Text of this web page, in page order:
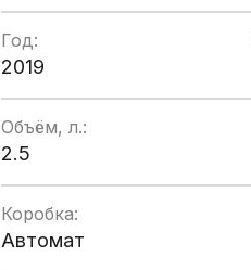
Год:
2019
Объём, л.:
2.5
Коробка:
Автомат